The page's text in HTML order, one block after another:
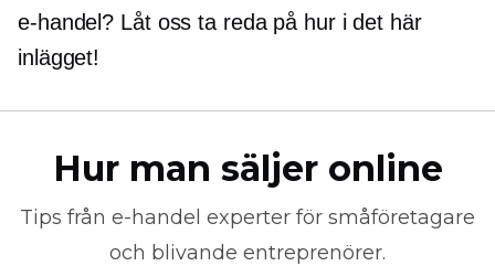
e-handel? Låt oss ta reda på hur i det här
inlägget!
Hur man säljer online
Tips från e-handel experter för småföretagare
och blivande entreprenörer.